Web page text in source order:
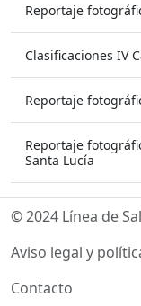
Reportaje
Clasificaciones IV
Reportaje
Reportaje
Santa Lucía
© 2024 Línea de
Aviso legal y
Contacto